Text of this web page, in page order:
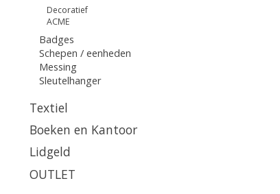
Decoratief
ACME
Badges
Schepen / eenheden
Messing
Sleutelhanger
Textiel
Boeken en Kantoor
Lidgeld
OUTLET